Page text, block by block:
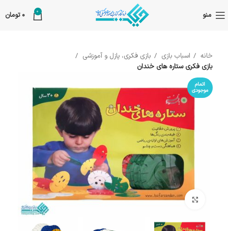
منو 0
0 تومان
خانه اسباب بازی
بازی فکری، پازل و آموزشی
بازی فکری ستاره های خندان
اتمام
موجودی
بزرگنمایی تصویر